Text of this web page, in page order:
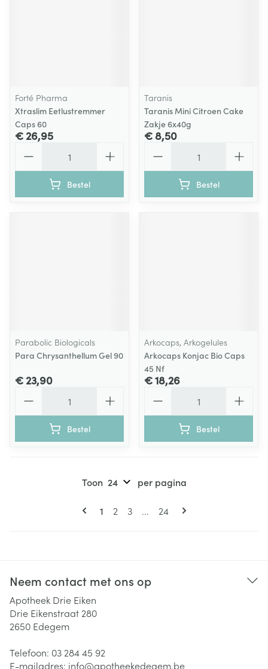
Forté Pharma
Xtraslim Eetlustremmer
Caps 60
€ 26,95
Bestel
Taranis
Taranis Mini Citroen Cake
Zakje 6x40g
€ 8,50
Bestel
Parabolic Biologicals
Para Chrysanthellum Gel 90
€ 23,90
Bestel
Arkocaps, Arkogelules
Arkocaps Konjac Bio Caps
45 Nf
€ 18,26
Bestel
Pagina's
U lees momenteel pagina
1 Pagina
2 Pagina
3 ... Pagina
24
Toon per pagina
Neem contact met ons op
Apotheek Drie Eiken
Drie Eikenstraat 280
2650 Edegem
Telefoon: 03 284 45 92
E-mailadres: info@apotheekedegem.be